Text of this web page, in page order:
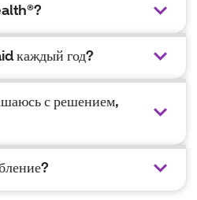
каждый год?
с решением,